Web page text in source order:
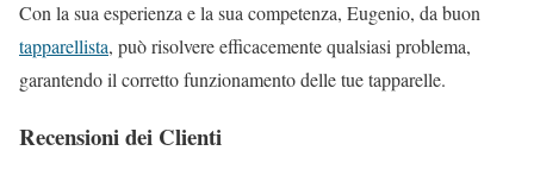
Con la sua esperienza e la sua competenza, Eugenio, da buon
tapparellista, può risolvere efficacemente qualsiasi problema,
garantendo il corretto funzionamento delle tue tapparelle.
Recensioni dei Clienti